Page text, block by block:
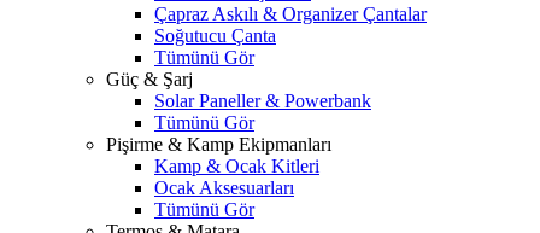
Çapraz Askılı & Organizer Çantalar
Soğutucu Çanta
Tümünü Gör
Güç & Şarj
Solar Paneller & Powerbank
Tümünü Gör
Pişirme & Kamp Ekipmanları
Kamp & Ocak Kitleri
Ocak Aksesuarları
Tümünü Gör